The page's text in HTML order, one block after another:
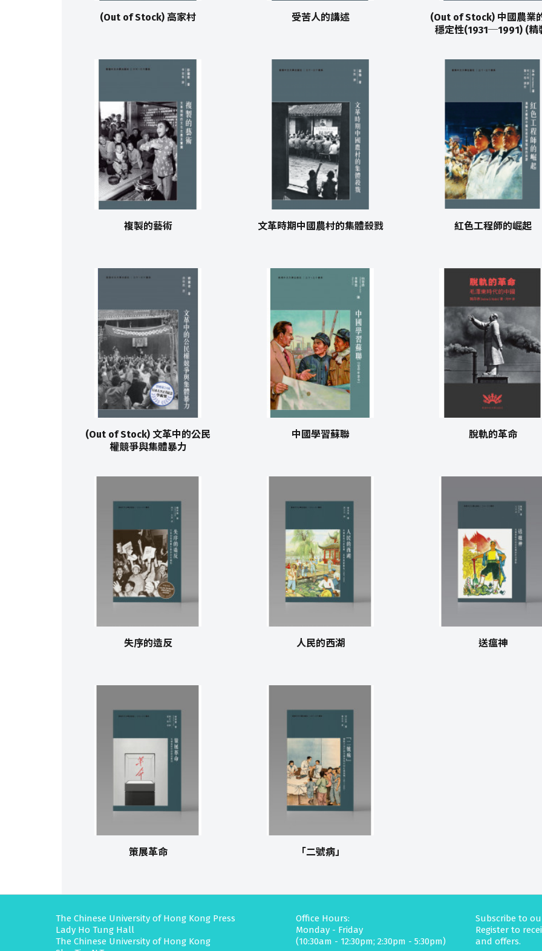
(Out of Stock) 高家村 受苦人的講述
(Out of Stock) 中國農業
穩定性(1931─1991) (精
複製的藝術 文革時期中國農村的集體殺戮 紅色工程師的崛起
(Out of Stock) 文革中的公民
權競爭與集體暴力
中國學習蘇聯 脫軌的革命
失序的造反 人民的西湖 送瘟神
策展革命 「二號病」
The Chinese University of Hong Kong Press
Lady Ho Tung Hall
The Chinese University of Hong Kong
Office Hours:
Monday - Friday
(10:30am - 12:30pm; 2:30pm - 5:30pm)
Subscribe to
Register to
and offers.